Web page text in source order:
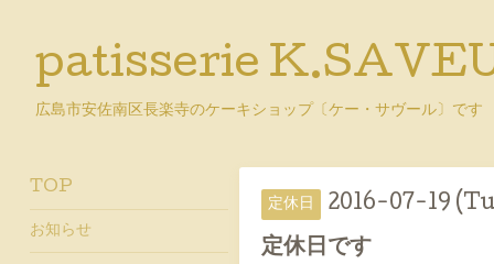
patisserie
広島市安佐南区長楽寺のケーキショップ〔ケー・サヴール〕です
定休日 2016-07-19
定休日です
TOP
お知らせ